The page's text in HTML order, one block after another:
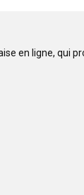
en ligne, qui